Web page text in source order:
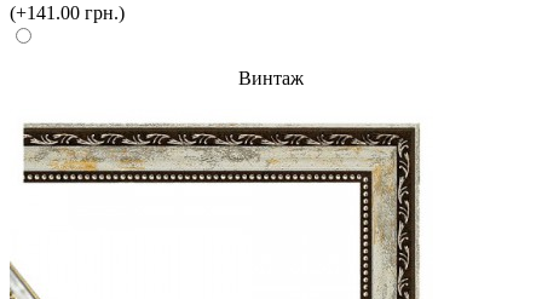
(+141.00 грн.)
Винтаж